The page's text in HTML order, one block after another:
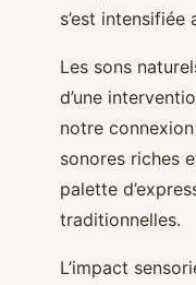
s’est
Les sons
d’une
notre
sonores riches
palette
traditionnelles.
L’impact